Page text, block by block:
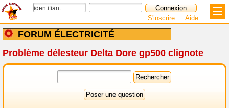
FORUM ÉLECTRICITÉ
S'inscrire Aide
Problème délesteur Delta Dore gp500 clignote